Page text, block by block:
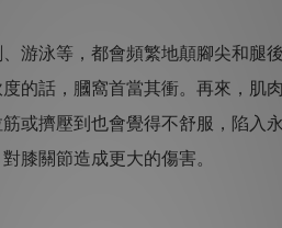
游泳等，都會頻繁地顛腳尖和腿
的話，膕窩首當其衝。再來，肌
或擠壓到也會覺得不舒服，陷入
膝關節造成更大的傷害。